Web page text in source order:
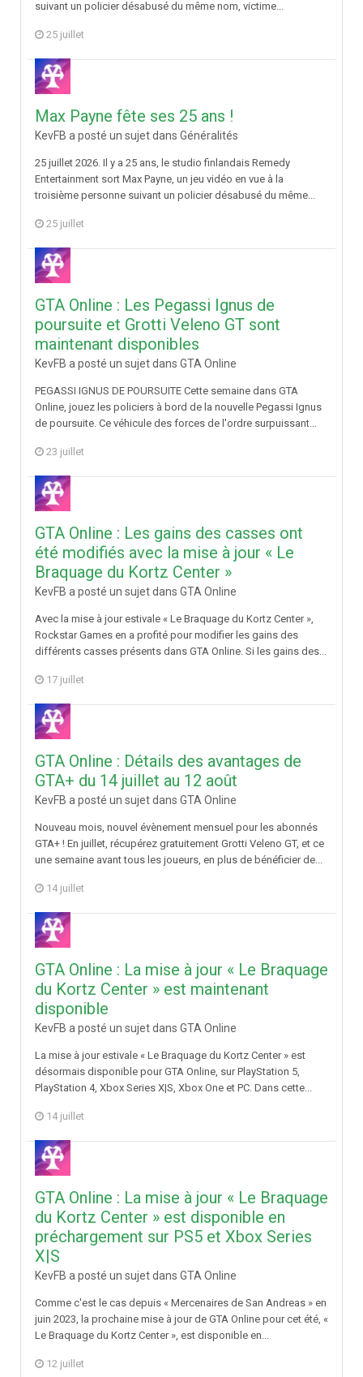
suivant un policier désabusé du même nom, victime...
25 juillet
Max Payne fête ses 25 ans !
KevFB a posté un sujet dans Généralités
25 juillet 2026. Il y a 25 ans, le studio finlandais Remedy
Entertainment sort Max Payne, un jeu vidéo en vue à la
troisième personne suivant un policier désabusé du même...
25 juillet
GTA Online : Les Pegassi Ignus de
poursuite et Grotti Veleno GT sont
maintenant disponibles
KevFB a posté un sujet dans GTA Online
PEGASSI IGNUS DE POURSUITE Cette semaine dans GTA
Online, jouez les policiers à bord de la nouvelle Pegassi Ignus
de poursuite. Ce véhicule des forces de l'ordre surpuissant...
23 juillet
GTA Online : Les gains des casses ont
été modifiés avec la mise à jour « Le
Braquage du Kortz Center »
KevFB a posté un sujet dans GTA Online
Avec la mise à jour estivale « Le Braquage du Kortz Center »,
Rockstar Games en a profité pour modifier les gains des
différents casses présents dans GTA Online. Si les gains des...
17 juillet
GTA Online : Détails des avantages de
GTA+ du 14 juillet au 12 août
KevFB a posté un sujet dans GTA Online
Nouveau mois, nouvel évènement mensuel pour les abonnés
GTA+ ! En juillet, récupérez gratuitement Grotti Veleno GT, et ce
une semaine avant tous les joueurs, en plus de bénéficier de...
14 juillet
GTA Online : La mise à jour « Le Braquage
du Kortz Center » est maintenant
disponible
KevFB a posté un sujet dans GTA Online
La mise à jour estivale « Le Braquage du Kortz Center » est
désormais disponible pour GTA Online, sur PlayStation 5,
PlayStation 4, Xbox Series X|S, Xbox One et PC. Dans cette...
14 juillet
GTA Online : La mise à jour « Le Braquage
du Kortz Center » est disponible en
préchargement sur PS5 et Xbox Series
X|S
KevFB a posté un sujet dans GTA Online
Comme c'est le cas depuis « Mercenaires de San Andreas » en
juin 2023, la prochaine mise à jour de GTA Online pour cet été, «
Le Braquage du Kortz Center », est disponible en...
12 juillet